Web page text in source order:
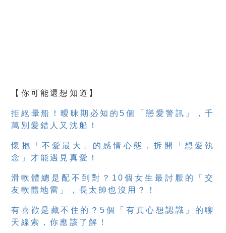
【你可能還想知道】
拒絕暈船！曖昧期必知的5個「戀愛警訊」，千
萬別愛錯人又沈船！
懷抱「不愛最大」的感情心態，拆開「想愛執
念」才能遇見真愛！
滑軟體總是配不到對？10個女生最討厭的「交
友軟體地雷」，長太帥也沒用？！
有喜歡是藏不住的？5個「有真心想認識」的聊
天線索，你應該了解！